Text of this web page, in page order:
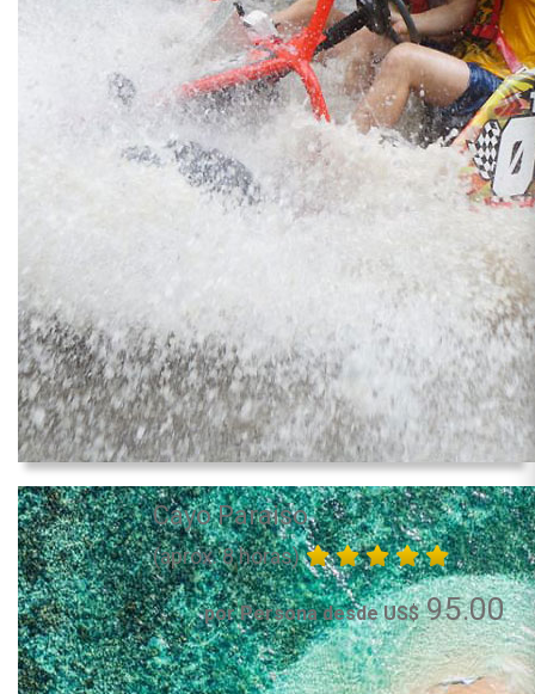
Cayo Paraiso
(aprox. 8 horas)
por Persona desde US$95.00